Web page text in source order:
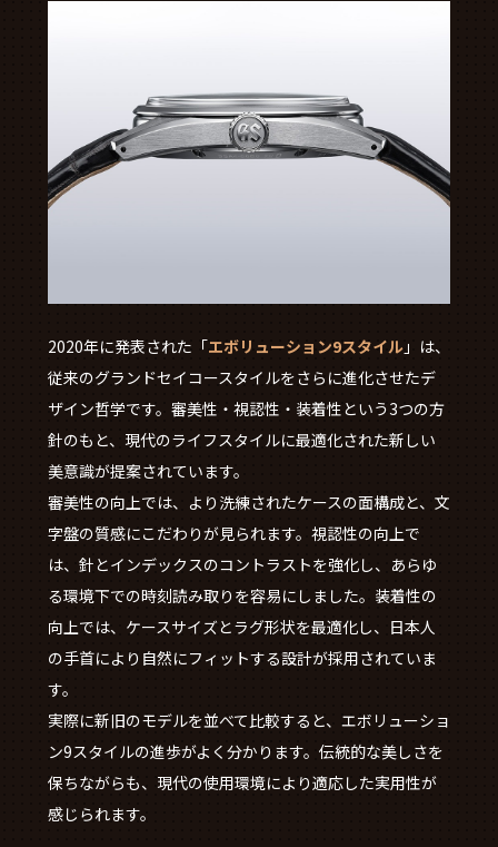
2020年に発表された「エボリューション9スタイル」は、
従来のグランドセイコースタイルをさらに進化させたデ
ザイン哲学です。審美性・視認性・装着性という3つの方
針のもと、現代のライフスタイルに最適化された新しい
美意識が提案されています。
審美性の向上では、より洗練されたケースの面構成と、文
字盤の質感にこだわりが見られます。視認性の向上で
は、針とインデックスのコントラストを強化し、あらゆ
る環境下での時刻読み取りを容易にしました。装着性の
向上では、ケースサイズとラグ形状を最適化し、日本人
の手首により自然にフィットする設計が採用されていま
す。
実際に新旧のモデルを並べて比較すると、エボリューショ
ン9スタイルの進歩がよく分かります。伝統的な美しさを
保ちながらも、現代の使用環境により適応した実用性が
感じられます。